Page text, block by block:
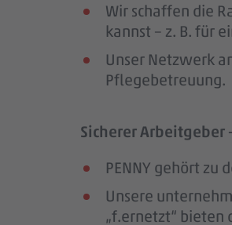
Wir schaffen die
kannst – z. B. für
Unser Netzwerk
Pflegebetreuung.
Sicherer
PENNY gehört zu
Unsere
„f.ernetzt“ bieten